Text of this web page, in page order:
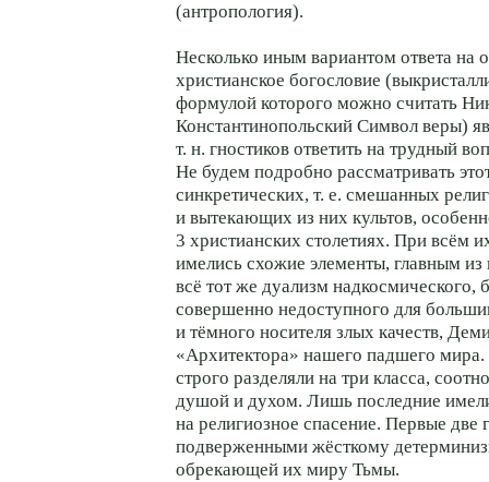
(антропология).
Несколько иным вариантом ответа на
христианское богословие
формулой которого можно считать
Константинопольский Символ веры)
т. н. гностиков ответить на трудный
Не будем подробно рассматривать
синкретических, т. е. смешанных
и вытекающих из них культов,
3 христианских столетиях. При всём
имелись схожие элементы, главным из
всё тот же дуализм надкосмического,
совершенно недоступного для
и тёмного носителя злых качеств,
«Архитектора» нашего падшего
строго разделяли на три класса,
душой и духом. Лишь последние
на религиозное спасение. Первые две
подверженными жёсткому
обрекающей их миру Тьмы.